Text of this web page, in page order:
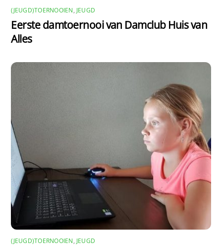
(JEUGD)TOERNOOIEN, JEUGD
Eerste damtoernooi van Damclub Huis van
Alles
(JEUGD)TOERNOOIEN, JEUGD